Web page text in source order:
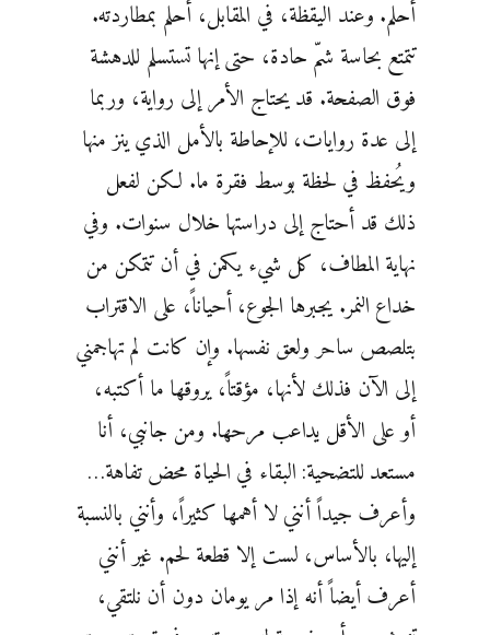
أحلم. وعند اليقظة، في المقابل، أحلم بمطاردته.
تتمتع بحاسة شمّ حادة، حتى إنها تستسلم للدهشة
فوق الصفحة. قد يحتاج الأمر إلى رواية، وربما
إلى عدة روايات، للإحاطة بالأمل الذي ينز منها
ويُحفظ في لحظة بوسط فقرة ما. لكن لفعل
ذلك قد أحتاج إلى دراستها خلال سنوات. وفي
نهاية المطاف، كل شيء يكمن في أن تتمكن من
خداع النمر. يجبرها الجوع، أحياناً، على الاقتراب
بتلصص ساحر ولعق نفسها. وإن كانت لم تهاجمني
إلى الآن فذلك لأنها، مؤقتاً، يروقها ما أكتبه،
أو على الأقل يداعب مرحها. ومن جانبي، أنا
مستعد للتضحية: البقاء في الحياة محض تفاهة…
وأعرف جيداً أنني لا أهمها كثيراً، وأنني بالنسبة
إليها، بالأساس، لست إلا قطعة لحم. غير أنني
أعرف أيضاً أنه إذا مر يومان دون أن نلتقي،